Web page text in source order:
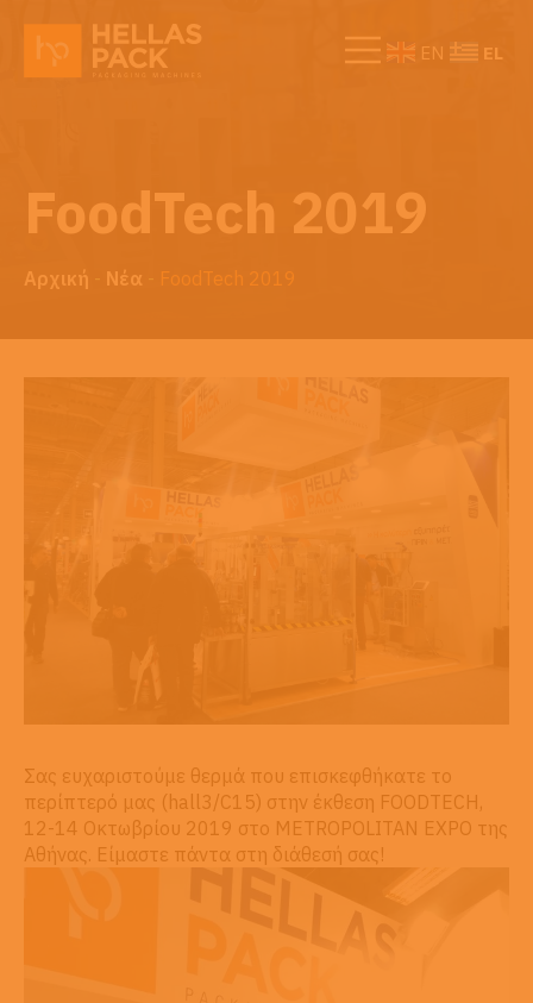
EN EL
FoodTech 2019
Αρχική - Νέα - FoodTech 2019
Σας ευχαριστούμε θερμά που επισκεφθήκατε το
περίπτερό μας (hall3/C15) στην έκθεση FOODTECH,
12-14 Οκτωβρίου 2019 στο METROPOLITAN EXPO της
Αθήνας. Είμαστε πάντα στη διάθεσή σας!